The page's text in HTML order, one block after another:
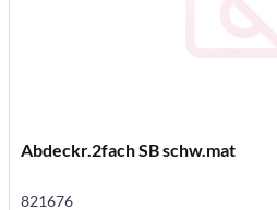
Abdeckr.2fach SB schw.mat
821676